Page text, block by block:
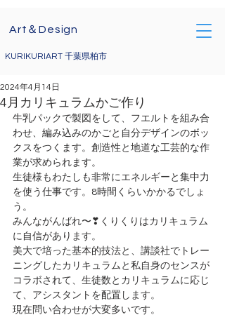
Art＆Design
KURIKURIART 千葉県柏市
4月カリキュラムかご作り
2024年4月14日
牛乳パックで製図をして、フエルトを組み合
わせ、編み込みのかごと自分デザインのボッ
クスをつくます。創造性と地道な工芸的な作
業が求められます。
生徒様もわたしも非常にエネルギーと集中力
を使う仕事です。8時間くらいかかるでしょ
う。
みんながんばれ〜❣くりくりはカリキュラム
に自信があります。
美大で培った基本的技法と、講談社でトレー
ニングしたカリキュラムと私自身のセンスが
コラボされて、生徒数とカリキュラムに応じ
て、アシスタントを配置します。
現在問い合わせが大変多いです。